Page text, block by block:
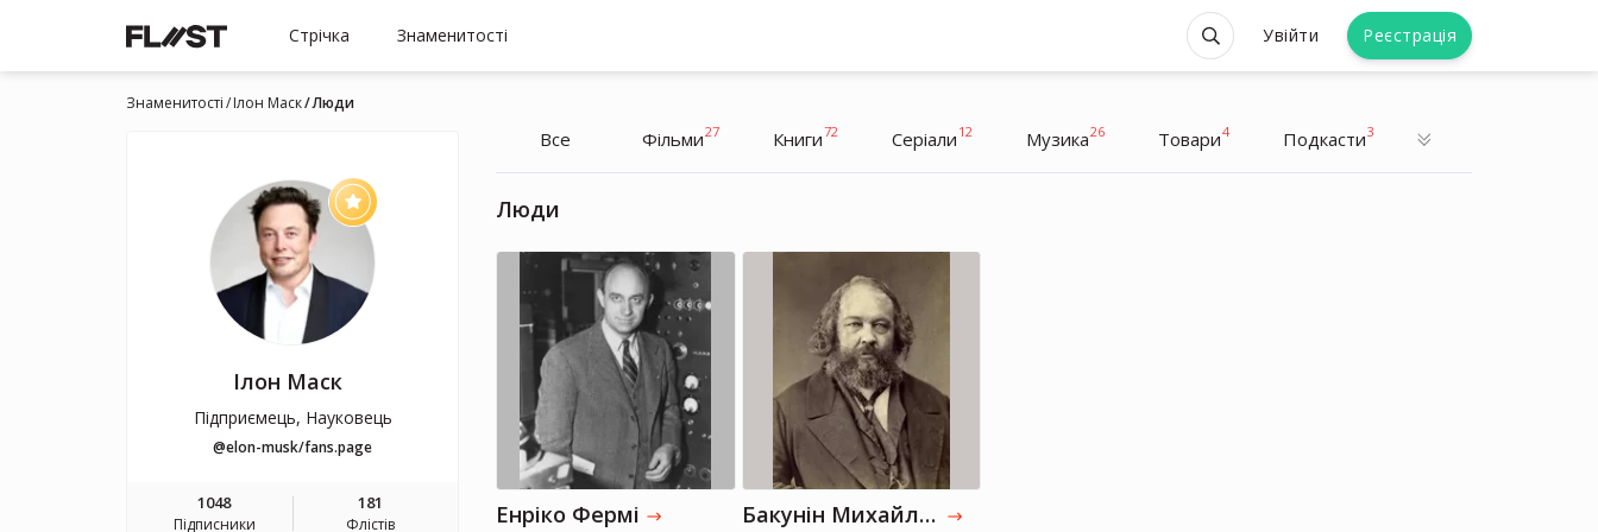
Стрічка Знаменитості Увійти Реєстрація
Знаменитості Ілон Маск Люди
Ілон Маск
Підприємець, Науковець
@elon-musk/fans.page
1048
Підписники
181
Флістів
Все Фільми27 Книги72 Серіали 12 Музика26 Товари4 Подкасти3
Люди
Енріко Фермі
Ілон Маск
Підприємець, Науковець
Бакунін Михайло Олександрович
Ілон Маск